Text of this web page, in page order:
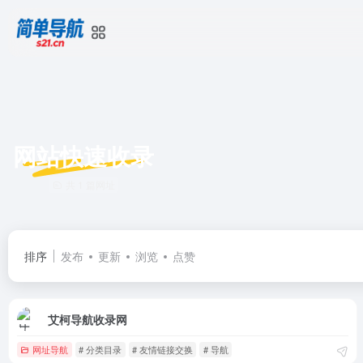
网站快速收录
排序 发布 更新 浏览 点赞
艾柯导航收录网
网址导航 # 分类目录 # 友情链接交换 # 导航